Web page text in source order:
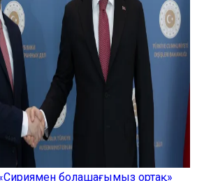
болашағымыз ортақ»